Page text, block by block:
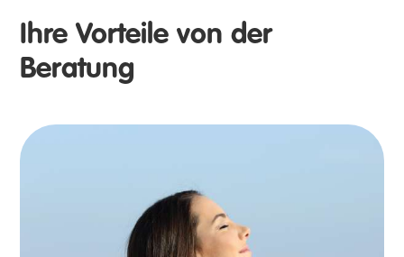
Ihre Vorteile von der
Beratung